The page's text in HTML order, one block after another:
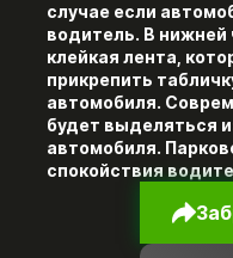
случае если
водитель. В нижней
клейкая лента,
прикрепить
автомобиля.
будет выделяться
автомобиля.
спокойствия